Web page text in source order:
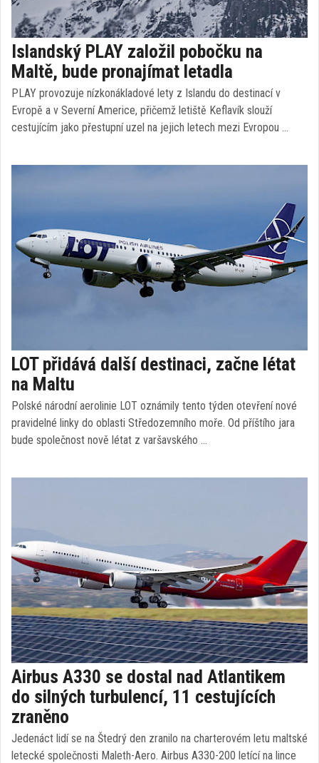
Islandský PLAY založil pobočku na
Maltě, bude pronajímat letadla
PLAY provozuje nízkonákladové lety z Islandu do destinací v
Evropě a v Severní Americe, přičemž letiště Keflavík slouží
cestujícím jako přestupní uzel na jejich letech mezi Evropou …
LOT přidává další destinaci, začne létat
na Maltu
Polské národní aerolinie LOT oznámily tento týden otevření nové
pravidelné linky do oblasti Středozemního moře. Od příštího jara
bude společnost nově létat z varšavského …
Airbus A330 se dostal nad Atlantikem
do silných turbulencí, 11 cestujících
zraněno
Jedenáct lidí se na Štedrý den zranilo na charterovém letu maltské
letecké společnosti Maleth-Aero. Airbus A330-200 letící na lince